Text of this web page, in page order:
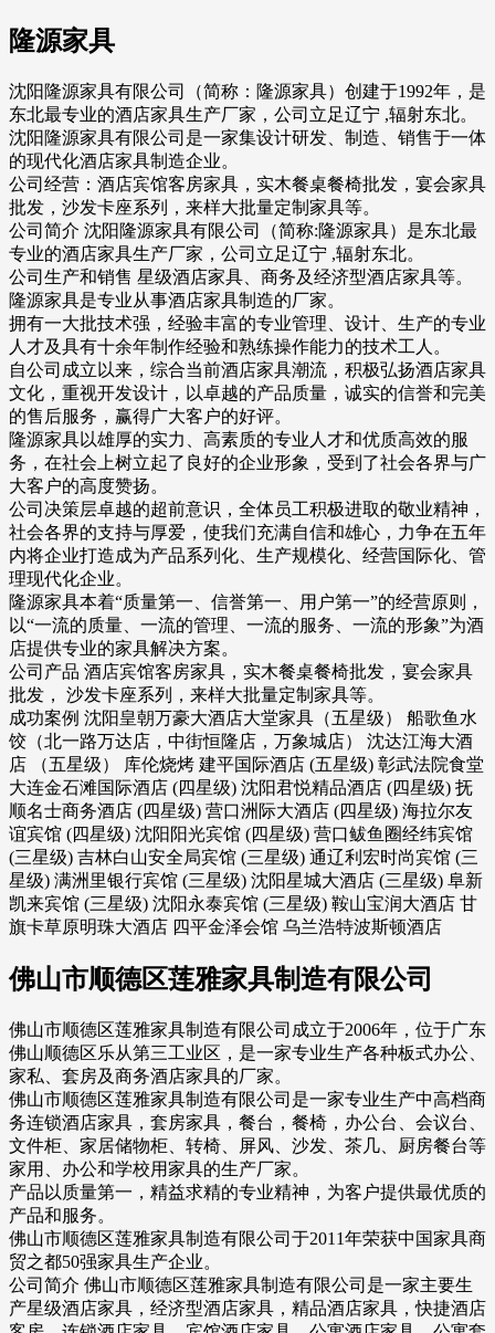
隆源家具
沈阳隆源家具有限公司（简称：隆源家具）创建于1992年，是
东北最专业的酒店家具生产厂家，公司立足辽宁 ,辐射东北。
沈阳隆源家具有限公司是一家集设计研发、制造、销售于一体
的现代化酒店家具制造企业。
公司经营：酒店宾馆客房家具，实木餐桌餐椅批发，宴会家具
批发，沙发卡座系列，来样大批量定制家具等。
公司简介 沈阳隆源家具有限公司（简称:隆源家具）是东北最
专业的酒店家具生产厂家，公司立足辽宁 ,辐射东北。
公司生产和销售 星级酒店家具、商务及经济型酒店家具等。
隆源家具是专业从事酒店家具制造的厂家。
拥有一大批技术强，经验丰富的专业管理、设计、生产的专业
人才及具有十余年制作经验和熟练操作能力的技术工人。
自公司成立以来，综合当前酒店家具潮流，积极弘扬酒店家具
文化，重视开发设计，以卓越的产品质量，诚实的信誉和完美
的售后服务，赢得广大客户的好评。
隆源家具以雄厚的实力、高素质的专业人才和优质高效的服
务，在社会上树立起了良好的企业形象，受到了社会各界与广
大客户的高度赞扬。
公司决策层卓越的超前意识，全体员工积极进取的敬业精神，
社会各界的支持与厚爱，使我们充满自信和雄心，力争在五年
内将企业打造成为产品系列化、生产规模化、经营国际化、管
理现代化企业。
隆源家具本着“质量第一、信誉第一、用户第一”的经营原则，
以“一流的质量、一流的管理、一流的服务、一流的形象”为酒
店提供专业的家具解决方案。
公司产品 酒店宾馆客房家具，实木餐桌餐椅批发，宴会家具
批发， 沙发卡座系列，来样大批量定制家具等。
成功案例 沈阳皇朝万豪大酒店大堂家具（五星级） 船歌鱼水
饺（北一路万达店，中街恒隆店，万象城店） 沈达江海大酒
店 （五星级） 库伦烧烤 建平国际酒店 (五星级) 彰武法院食堂
大连金石滩国际酒店 (四星级) 沈阳君悦精品酒店 (四星级) 抚
顺名士商务酒店 (四星级) 营口洲际大酒店 (四星级) 海拉尔友
谊宾馆 (四星级) 沈阳阳光宾馆 (四星级) 营口鲅鱼圈经纬宾馆
(三星级) 吉林白山安全局宾馆 (三星级) 通辽利宏时尚宾馆 (三
星级) 满洲里银行宾馆 (三星级) 沈阳星城大酒店 (三星级) 阜新
凯来宾馆 (三星级) 沈阳永泰宾馆 (三星级) 鞍山宝润大酒店 甘
旗卡草原明珠大酒店 四平金泽会馆 乌兰浩特波斯顿酒店
佛山市顺德区莲雅家具制造有限公司
佛山市顺德区莲雅家具制造有限公司成立于2006年，位于广东
佛山顺德区乐从第三工业区，是一家专业生产各种板式办公、
家私、套房及商务酒店家具的厂家。
佛山市顺德区莲雅家具制造有限公司是一家专业生产中高档商
务连锁酒店家具，套房家具，餐台，餐椅，办公台、会议台、
文件柜、家居储物柜、转椅、屏风、沙发、茶几、厨房餐台等
家用、办公和学校用家具的生产厂家。
产品以质量第一，精益求精的专业精神，为客户提供最优质的
产品和服务。
佛山市顺德区莲雅家具制造有限公司于2011年荣获中国家具商
贸之都50强家具生产企业。
公司简介 佛山市顺德区莲雅家具制造有限公司是一家主要生
产星级酒店家具，经济型酒店家具，精品酒店家具，快捷酒店